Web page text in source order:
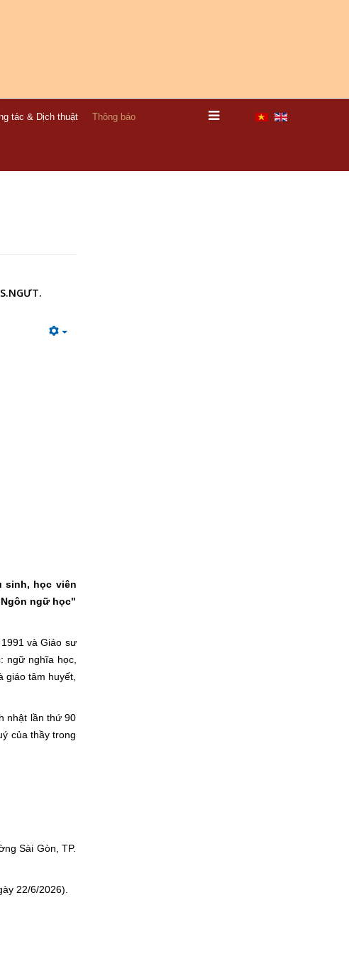
tác & Dịch thuật Thông báo
sinh, học viên
ngữ học"
và Giáo sư
ngữ nghĩa học,
giáo tâm huyết,
nhật lần thứ 90
của thầy trong
Sài Gòn, TP.
22/6/2026).